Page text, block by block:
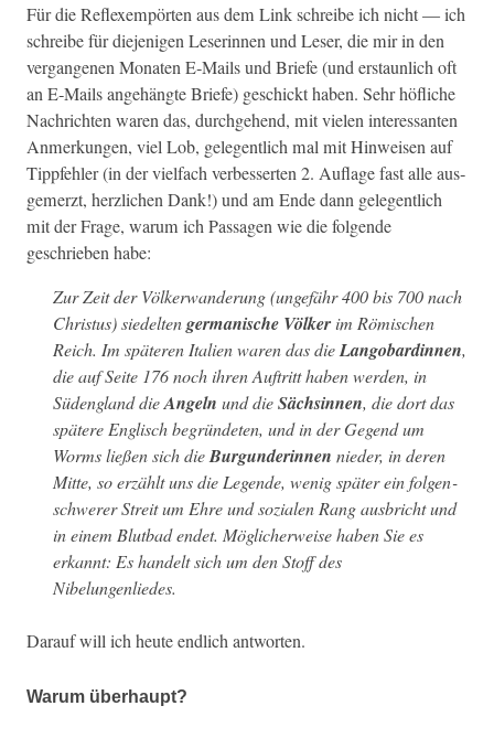
Für die Reflex­em­pörten aus dem Link schreibe ich nicht — ich
schreibe für diejeni­gen Leserin­nen und Leser, die mir in den
ver­gan­genen Monat­en E‑Mails und Briefe (und erstaunlich oft
an E‑Mails ange­hängte Briefe) geschickt haben. Sehr höfliche
Nachricht­en waren das, durchge­hend, mit vie­len inter­es­san­ten
Anmerkun­gen, viel Lob, gele­gentlich mal mit Hin­weisen auf
Tippfehler (in der vielfach verbesserten 2. Auflage fast alle aus­
ge­merzt, her­zlichen Dank!) und am Ende dann gele­gentlich
mit der Frage, warum ich Pas­sagen wie die fol­gende
geschrieben habe:
Zur Zeit der Völk­er­wan­derung (unge­fähr 400 bis 700 nach
Chris­tus) siedel­tenger­man­is­che Völk­er im Römis­chen
Reich. Im späteren Ital­ien waren das dieLan­go­b­ardinnen,
die auf Seite 176 noch ihren Auftritt haben wer­den, in
Südeng­land dieAngeln und dieSächsin­nen, die dort das
spätere Englisch begrün­de­ten, und in der Gegend um
Worms ließen sich dieBur­gun­derin­nen nieder, in deren
Mitte, so erzählt uns die Leg­ende, wenig später ein fol­gen­
schw­er­er Stre­it um Ehre und sozialen Rang aus­bricht und
in einem Blut­bad endet. Möglicher­weise haben Sie es
erkan­nt: Es han­delt sich um den Stoff des
Nibelungenliedes.
Darauf will ich heute endlich antworten.
Warum überhaupt?